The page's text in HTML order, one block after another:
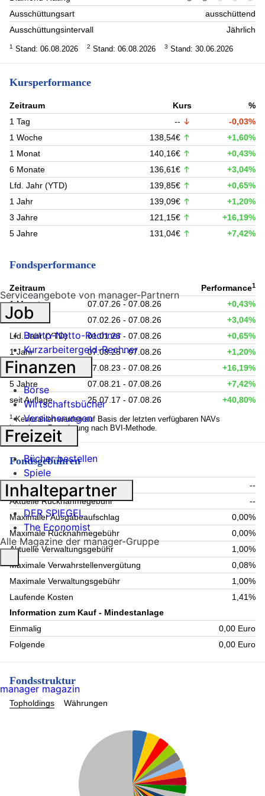
Ausschüttungsart
ausschüttend
Ausschüttungsintervall
Jährlich
1 Stand: 06.08.2026 2 Stand: 06.08.2026 3 Stand: 30.06.2026
Kursperformance
Zeitraum Kurs
%
1 Tag
--
-0,03%
1 Woche
138,54€
+1,60%
1 Monat
140,16€
+0,43%
6 Monate
136,61€
+3,04%
Lfd. Jahr (YTD)
139,85€
+0,65%
1 Jahr
139,09€
+1,20%
3 Jahre
121,15€
+16,19%
5 Jahre
131,04€ +7,42%
Fondsperformance
Zeitraum Performance1
1 Monat 07.07.26 - 07.08.26
+0,43%
6 Monate
07.02.26 - 07.08.26
+3,04%
Lfd. Jahr (YTD)
01.01.26 - 07.08.26
+0,65%
1 Jahr
07.08.25 - 07.08.26
+1,20%
3 Jahre
07.08.23 - 07.08.26
+16,19%
5 Jahre
07.08.21 - 07.08.26
+7,42%
seit Auflage
25.07.17 - 07.08.26 +40,80%
1 Kennzahlen werden auf Basis der letzten verfügbaren NAVs
berechnet. Berechnung nach BVI-Methode.
Fondsgebühren
Aktueller Ausgabeaufschlag
--
Aktuelle Rücknahmegebühr
--
Maximaler Ausgabeaufschlag
0,00%
Maximale Rücknahmegebühr
0,00%
Aktuelle Verwaltungsgebühr
1,00%
Maximale Verwahrstellenvergütung
0,08%
Maximale Verwaltungsgebühr
1,00%
Laufende Kosten
1,41%
Information zum Kauf - Mindestanlage
Einmalig
0,00 Euro
Folgende
0,00 Euro
Fondsstruktur
Topholdings Währungen
Serviceangebote von manager-Partnern
Job
Brutto-Netto-Rechner
Kurzarbeitergeld-Rechner
Finanzen
Börse
Wirtschaftsbücher
Versicherungen
Freizeit
Bücher bestellen
Spiele
Inhaltepartner
DER SPIEGEL
The Economist
Alle Magazine der manager-Gruppe
manager magazin